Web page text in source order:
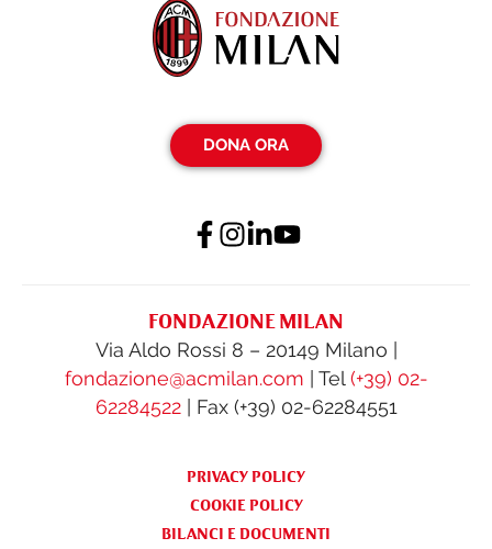
DONA ORA
FONDAZIONE MILAN
Via Aldo Rossi 8 – 20149 Milano |
fondazione@acmilan.com | Tel (+39) 02-
62284522| Fax (+39) 02-62284551
PRIVACY POLICY
COOKIE POLICY
BILANCI E DOCUMENTI